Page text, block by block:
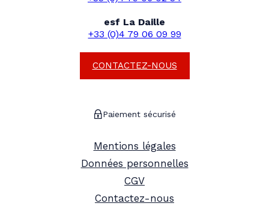
esf La Daille
+33 (0)4 79 06 09 99
CONTACTEZ-NOUS
Paiement sécurisé
Mentions légales
Données personnelles
CGV
Contactez-nous